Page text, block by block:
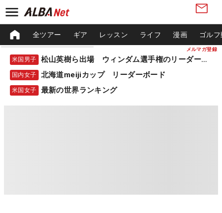
メルマガ登録
全ツアー ギア レッスン ライフ 漫画 ゴル
米国男子 松山英樹ら出場 ウィンダム選手権のリーダーボード
国内女子 北海道meijiカップ リーダーボード
米国女子 最新の世界ランキング